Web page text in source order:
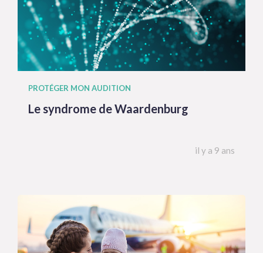
PROTÉGER MON AUDITION
Le syndrome de Waardenburg
il y a 9 ans